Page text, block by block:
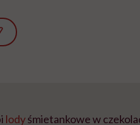
lodyśmietankowe w